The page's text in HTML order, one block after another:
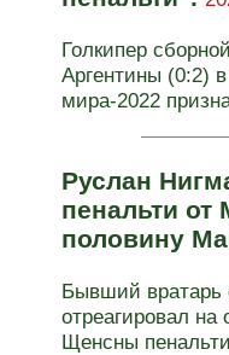
Голкипер
Аргентины (0:2)
мира-2022
Руслан
пенальти от
половину
Бывший вратарь
отреагировал
Щенсны